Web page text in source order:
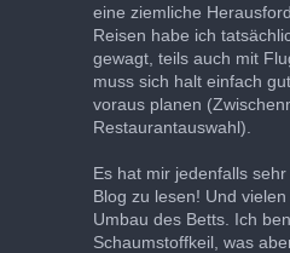
eine ziemliche
Reisen habe ich
gewagt, teils auch mit
muss sich halt einfach
voraus planen
Restaurantauswahl).
Es hat mir jedenfalls
Blog zu lesen! Und
Umbau des Betts. Ich
Schaumstoffkeil, was